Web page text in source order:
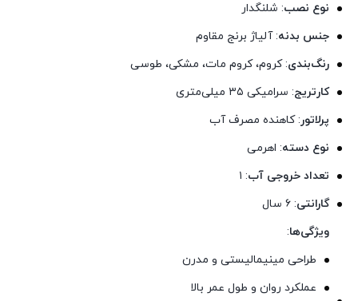
نوع نصب: شلنگدار
جنس بدنه: آلیاژ برنج مقاوم
رنگ‌بندی: کروم، کروم مات، مشکی، طوسی
کارتریج: سرامیکی ۳۵ میلی‌متری
پرلاتور: کاهنده مصرف آب
نوع دسته: اهرمی
تعداد خروجی آب: ۱
گارانتی: ۶ سال
ویژگی‌ها:
طراحی مینیمالیستی و مدرن
عملکرد روان و طول عمر بالا